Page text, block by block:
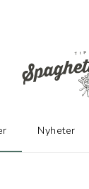
Nyheter